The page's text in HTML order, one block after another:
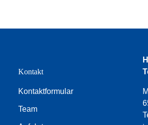
Kontakt
Kontaktformular
Team